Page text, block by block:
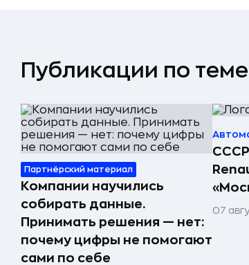
Публикации по теме
Партнёрский материал
Компании научились
собирать данные.
Принимать решения — нет:
почему цифры не помогают
сами по себе
07